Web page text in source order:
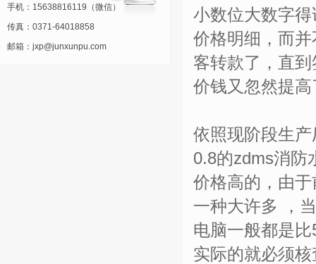
手机：15638816119（微信）
传真：0371-64018858
邮箱：jxp@junxunpu.com
小数位大数字
价格明细，而
客转款了，直
价钱又忽然提
依照现阶段生
0.8的zdms消防
价格高的，由
一种大许多 ，
电脑一般都是
实际的就必须